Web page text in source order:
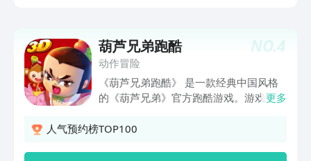
NO.4
葫芦兄弟跑酷
动作冒险
《葫芦兄弟跑酷》 是一款经典中国风格
的《葫芦兄弟》官方跑酷游戏。游戏中七
自身特色的创新元素，反面角色蛇精和蝎
更多
人气预约榜TOP100